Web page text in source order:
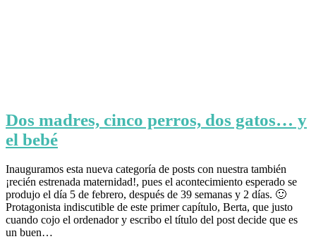
Dos madres, cinco perros, dos gatos… y
el bebé
Inauguramos esta nueva categoría de posts con nuestra también
¡recién estrenada maternidad!, pues el acontecimiento esperado se
produjo el día 5 de febrero, después de 39 semanas y 2 días. 🙂
Protagonista indiscutible de este primer capítulo, Berta, que justo
cuando cojo el ordenador y escribo el título del post decide que es
un buen…